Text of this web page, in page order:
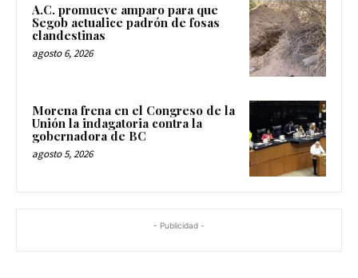
A.C. promueve amparo para que
Segob actualice padrón de fosas
clandestinas
agosto 6, 2026
Morena frena en el Congreso de la
Unión la indagatoria contra la
gobernadora de BC
agosto 5, 2026
- Publicidad -